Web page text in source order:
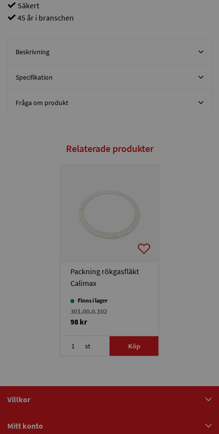
Säkert
45 år i branschen
Beskrivning
Specifikation
Fråga om produkt
Relaterade produkter
Packning rökgasfläkt
Calimax
Finns i lager
301.00.0.102
98 kr
st Köp
Villkor
Mitt konto